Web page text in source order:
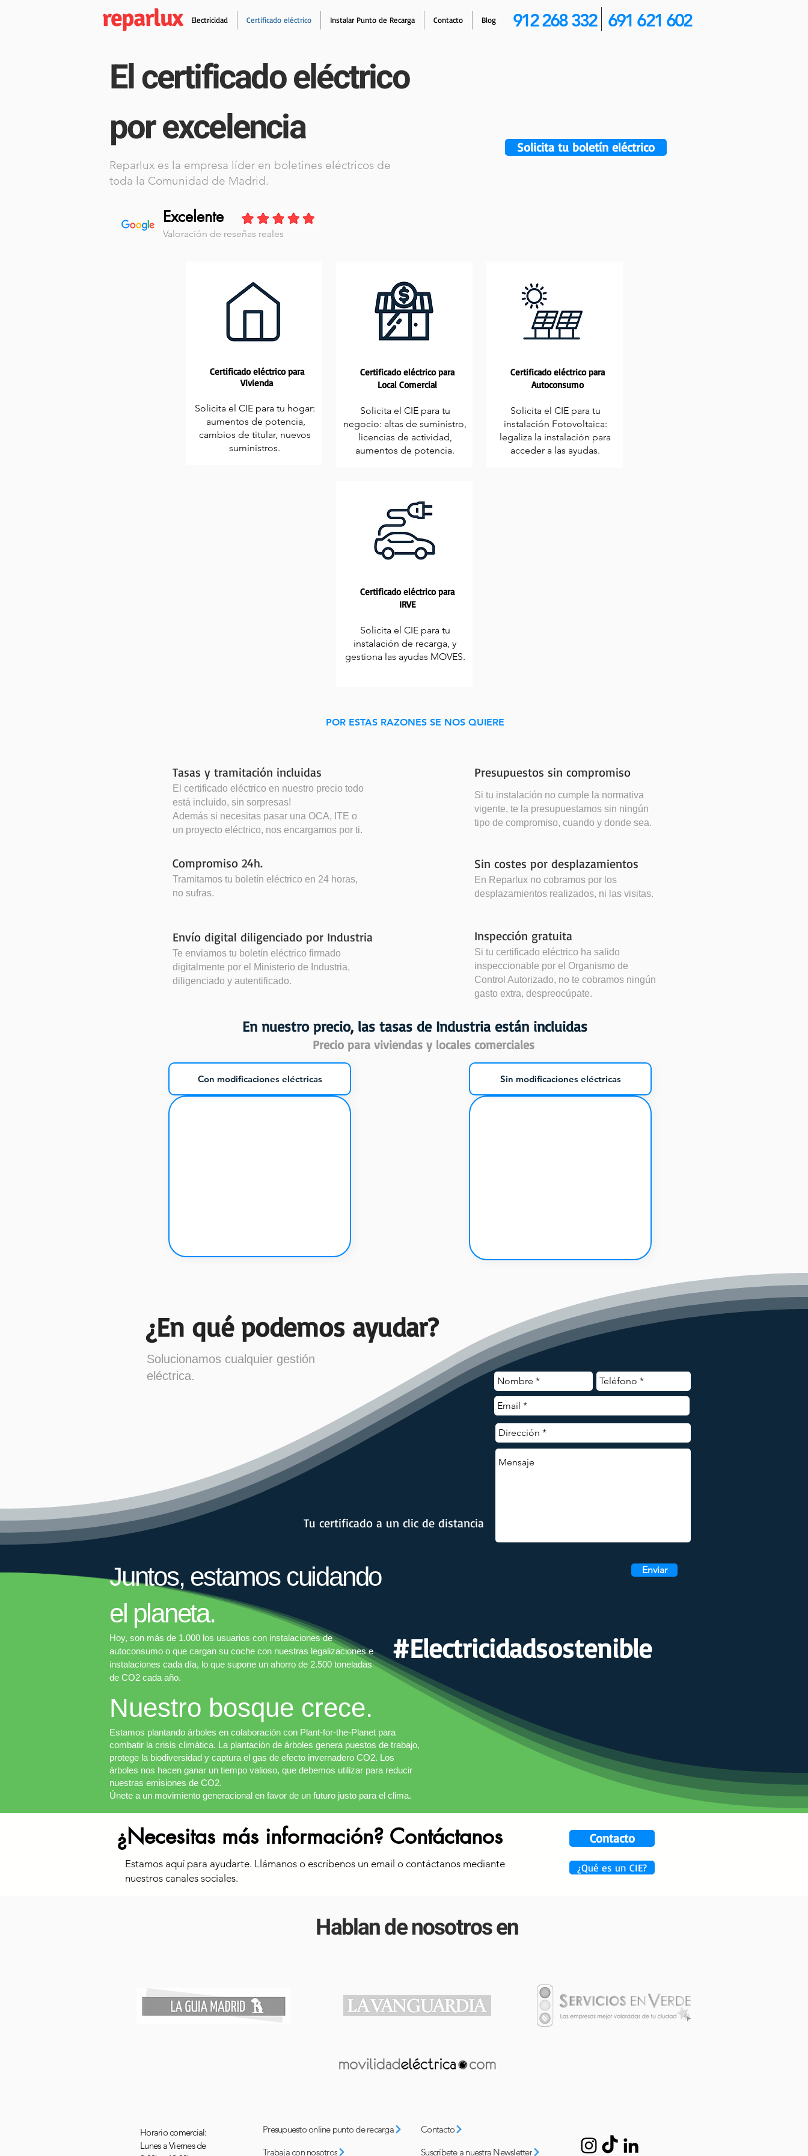
reparlux Electricidad Certificado eléctrico Instalar Punto de Recarga Contacto Blog 912 268 332 691 621 602
El certificado eléctrico
por excelencia
Reparlux es la empresa líder en boletines eléctricos de
toda la Comunidad de Madrid.
Valoración de reseñas reales
Excelente
Solicita tu boletín eléctrico
Certificado eléctrico para
Vivienda
Solicita el CIE para tu hogar:
aumentos de potencia,
cambios de titular, nuevos
suministros.
Certificado eléctrico para
Local Comercial
Solicita el CIE para tu
negocio: altas de suministro,
licencias de actividad,
aumentos de potencia.
Certificado eléctrico para
Autoconsumo
Solicita el CIE para tu
instalación Fotovoltaica:
legaliza la instalación para
acceder a las ayudas.
Certificado eléctrico para
IRVE
Solicita el CIE para tu
instalación de recarga, y
gestiona las ayudas MOVES.
POR ESTAS RAZONES SE NOS QUIERE
Tasas y tramitación incluidas
El certificado eléctrico en nuestro precio todo
está incluido, sin sorpresas!
Además si necesitas pasar una OCA, ITE o
un proyecto eléctrico, nos encargamos por ti.
Compromiso 24h.
Tramitamos tu boletín eléctrico en 24 horas,
no sufras.
Envío digital diligenciado por Industria
Te enviamos tu boletín eléctrico firmado
digitalmente por el Ministerio de Industria,
diligenciado y autentificado.
Presupuestos sin compromiso
Si tu instalación no cumple la normativa
vigente, te la presupuestamos sin ningún
tipo de compromiso, cuando y donde sea.
Sin costes por desplazamientos
En Reparlux no cobramos por los
desplazamientos realizados, ni las visitas.
Inspección gratuita
Si tu certificado eléctrico ha salido
inspeccionable por el Organismo de
Control Autorizado, no te cobramos ningún
gasto extra, despreocúpate.
En nuestro precio, las tasas de Industria están incluidas
Precio para viviendas y locales comerciales
Con modificaciones eléctricas Sin modificaciones eléctricas
Juntos, estamos cuidando
el planeta.
Hoy, son más de 1.000 los usuarios con instalaciones de
autoconsumo o que cargan su coche con nuestras legalizaciones e
instalaciones cada día, lo que supone un ahorro de 2.500 toneladas
de CO2 cada año.
#Electricidadsostenible
Nuestro bosque crece.
Estamos plantando árboles en colaboración con Plant-for-the-Planet para
combatir la crisis climática. La plantación de árboles genera puestos de trabajo,
protege la biodiversidad y captura el gas de efecto invernadero CO2. Los
árboles nos hacen ganar un tiempo valioso, que debemos utilizar para reducir
nuestras emisiones de CO2.
​Únete a un movimiento generacional en favor de un futuro justo para el clima.
¿En qué podemos ayudar?
Solucionamos cualquier gestión
eléctrica.
Tu certificado a un clic de distancia
Enviar
¿Necesitas más información? Contáctanos
Estamos aquí para ayudarte. Llámanos o escríbenos un email o contáctanos mediante
nuestros canales sociales.
Contacto
¿Qué es un CIE?
Hablan de nosotros en
Horario comercial:
Lunes a Viernes de
Presupuesto online punto de recarga
Trabaja con nosotros
Contacto
Suscríbete a nuestra Newsletter